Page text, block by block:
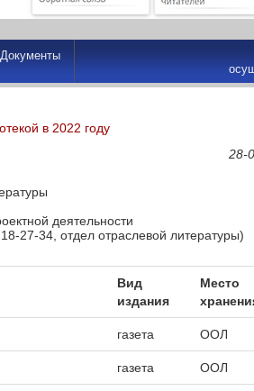
Документы
в 2022 году
28-
деятельности
27-34, отдел отраслевой литературы)
Вид
издания
Место
газета ООЛ
газета ООЛ